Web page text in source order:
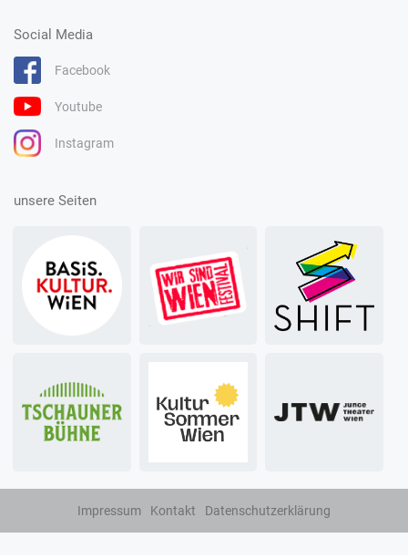
Social Media
Facebook
Youtube
Instagram
unsere Seiten
Impressum Kontakt Datenschutzerklärung